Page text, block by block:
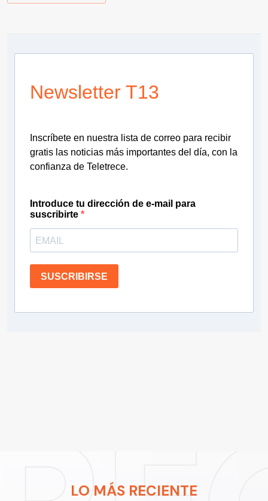
Newsletter T13
Inscríbete en nuestra lista de correo para recibir
gratis las noticias más importantes del día, con la
confianza de Teletrece.
Introduce tu dirección de e-mail para
suscribirte
SUSCRIBIRSE
LO MÁS RECIENTE